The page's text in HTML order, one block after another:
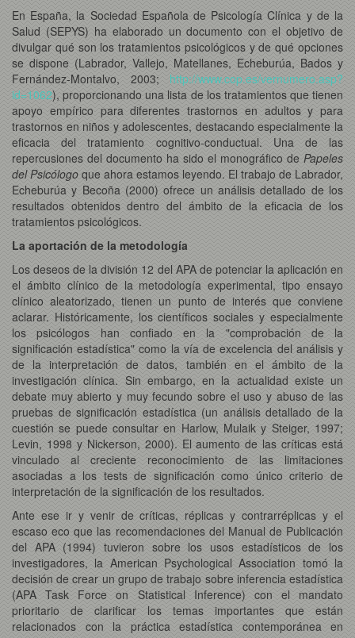
En España, la Sociedad Española de Psicología Clínica y de la
Salud (SEPYS) ha elaborado un documento con el objetivo de
divulgar qué son los tratamientos psicológicos y de qué opciones
se dispone (Labrador, Vallejo, Matellanes, Echeburúa, Bados y
Fernández-Montalvo, 2003; http://www.cop.es/vernumero.asp?
id=1062), proporcionando una lista de los tratamientos que tienen
apoyo empírico para diferentes trastornos en adultos y para
trastornos en niños y adolescentes, destacando especialmente la
eficacia del tratamiento cognitivo-conductual. Una de las
repercusiones del documento ha sido el monográfico de Papeles
del Psicólogo que ahora estamos leyendo. El trabajo de Labrador,
Echeburúa y Becoña (2000) ofrece un análisis detallado de los
resultados obtenidos dentro del ámbito de la eficacia de los
tratamientos psicológicos.
La aportación de la metodología
Los deseos de la división 12 del APA de potenciar la aplicación en
el ámbito clínico de la metodología experimental, tipo ensayo
clínico aleatorizado, tienen un punto de interés que conviene
aclarar. Históricamente, los científicos sociales y especialmente
los psicólogos han confiado en la "comprobación de la
significación estadística" como la vía de excelencia del análisis y
de la interpretación de datos, también en el ámbito de la
investigación clínica. Sin embargo, en la actualidad existe un
debate muy abierto y muy fecundo sobre el uso y abuso de las
pruebas de significación estadística (un análisis detallado de la
cuestión se puede consultar en Harlow, Mulaik y Steiger, 1997;
Levin, 1998 y Nickerson, 2000). El aumento de las críticas está
vinculado al creciente reconocimiento de las limitaciones
asociadas a los tests de significación como único criterio de
interpretación de la significación de los resultados.
Ante ese ir y venir de críticas, réplicas y contrarréplicas y el
escaso eco que las recomendaciones del Manual de Publicación
del APA (1994) tuvieron sobre los usos estadísticos de los
investigadores, la American Psychological Association tomó la
decisión de crear un grupo de trabajo sobre inferencia estadística
(APA Task Force on Statistical Inference) con el mandato
prioritario de clarificar los temas importantes que están
relacionados con la práctica estadística contemporánea en